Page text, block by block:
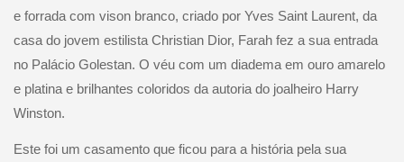
e forrada com vison branco, criado por Yves Saint Laurent, da
casa do jovem estilista Christian Dior, Farah fez a sua entrada
no Palácio Golestan. O véu com um diadema em ouro amarelo
e platina e brilhantes coloridos da autoria do joalheiro Harry
Winston.
Este foi um casamento que ficou para a história pela sua